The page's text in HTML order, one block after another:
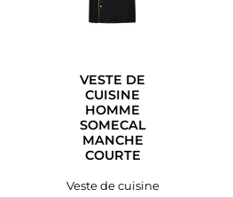
VESTE DE
CUISINE
HOMME
SOMECAL
MANCHE
COURTE
Veste de cuisine